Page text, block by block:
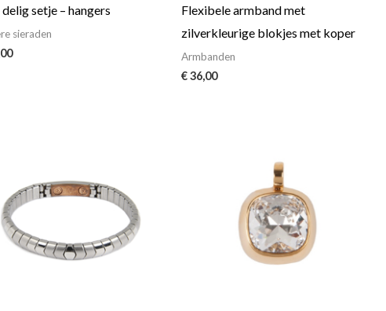
setje – hangers
sieraden
Flexibele armband met
zilverkleurige blokjes met koper
Armbanden
€36,00